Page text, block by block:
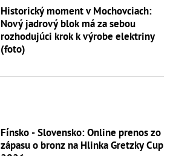
Historický moment v Mochovciach:
Nový jadrový blok má za sebou
rozhodujúci krok k výrobe elektriny
(foto)
Fínsko - Slovensko: Online prenos zo
zápasu o bronz na Hlinka Gretzky Cup